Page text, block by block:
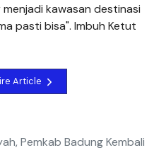
kawasan destinasi
pasti bisa". Imbuh Ketut
Article
Pemkab Badung Kembali